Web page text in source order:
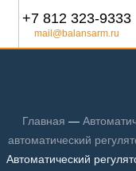
+7 812 323-9333
mail@balansarm.ru
Главная —
автоматический
Автоматический